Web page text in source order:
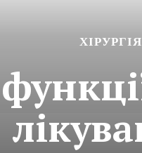
ХІРУРГІЯ